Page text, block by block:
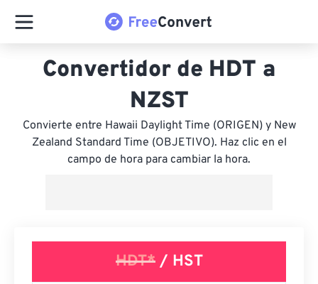
Convertidor de HDT a
NZST
Convierte entre Hawaii Daylight Time (ORIGEN) y New
Zealand Standard Time (OBJETIVO). Haz clic en el
campo de hora para cambiar la hora.
HDT*/ HST